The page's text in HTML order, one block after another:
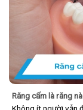
Răng cấm là răng
Không ít người vẫn